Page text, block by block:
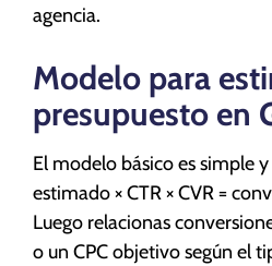
agencia.
Modelo para
presupuesto en
El modelo básico es simple
estimado × CTR × CVR =
Luego relacionas
o un CPC objetivo según el